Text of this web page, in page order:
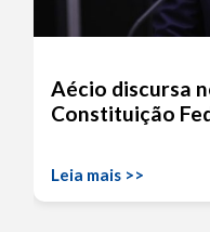
Aécio discursa
Constituição
Leia mais >>